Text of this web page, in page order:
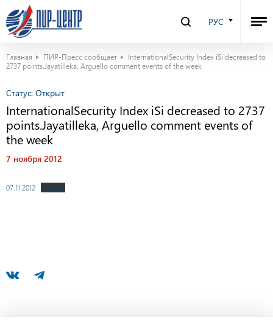
РУС
Главная ПИР-Пресс сообщает
InternationalSecurity Index iSi decreased to
2737 points.Jayatilleka, Arguello comment events of the week
Статус: Открыт
InternationalSecurity Index iSi decreased to 2737
points.Jayatilleka, Arguello comment events of
the week
7 ноября 2012
07.11.2012 Скачать